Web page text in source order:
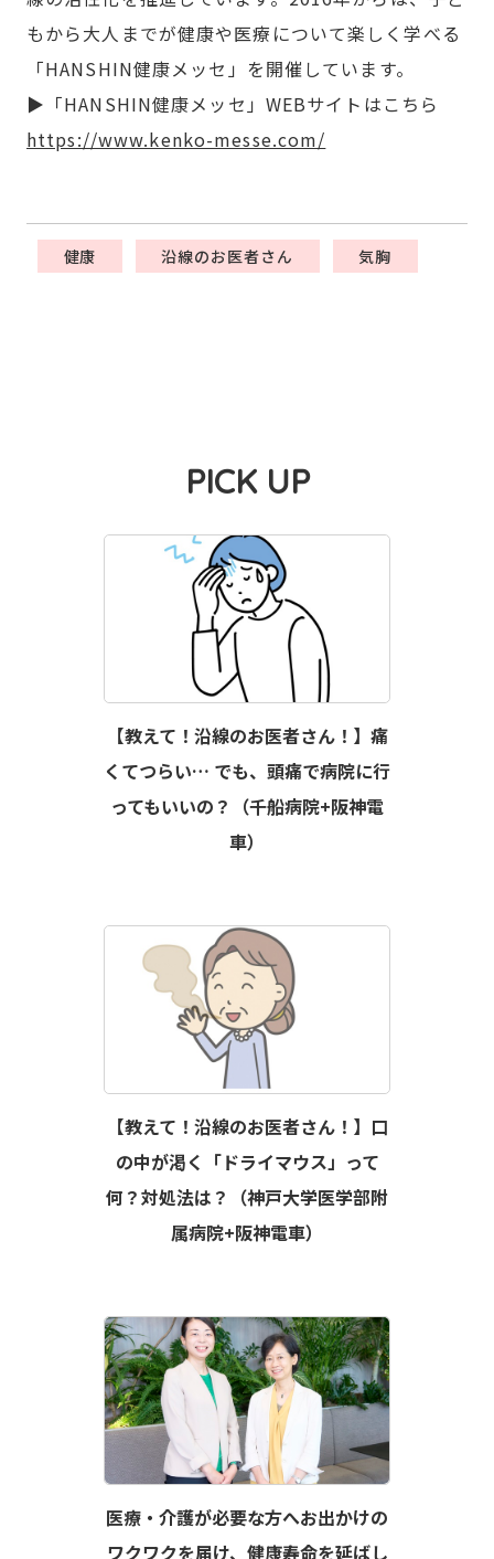
もから大人までが健康や医療について楽しく学べる
「HANSHIN健康メッセ」を開催しています。
▶「HANSHIN健康メッセ」WEBサイトはこちら
https://www.kenko-messe.com/
健康 沿線のお医者さん 気胸
PICK UP
【教えて！沿線のお医者さん！】痛
くてつらい… でも、頭痛で病院に行
ってもいいの？（千船病院+阪神電
車）
【教えて！沿線のお医者さん！】口
の中が渇く「ドライマウス」って
何？対処法は？（神戸大学医学部附
属病院+阪神電車）
医療・介護が必要な方へお出かけの
ワクワクを届け、健康寿命を延ばし